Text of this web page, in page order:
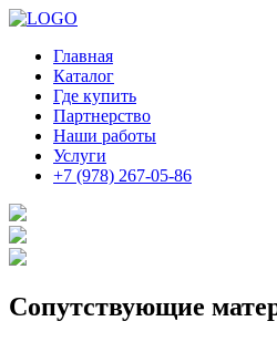
Главная
Каталог
Где купить
Партнерство
Наши работы
Услуги
+7 (978) 267-05-86
Сопутствующие